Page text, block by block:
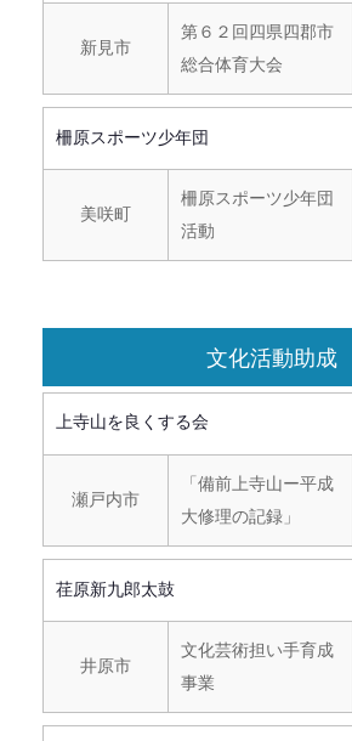
新見市
第６２回四県四郡市
総合体育大会
柵原スポーツ少年団
美咲町
柵原スポーツ少年団
活動
文化活動助成
上寺山を良くする会
瀬戸内市
「備前上寺山ー平成
大修理の記録」
荏原新九郎太鼓
井原市
文化芸術担い手育成
事業